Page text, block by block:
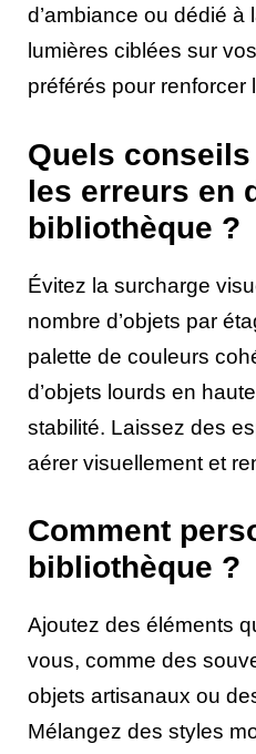
d’ambiance ou dédié à
lumières ciblées sur
préférés pour renforcer
Quels
les erreurs en
bibliothèque ?
Évitez la surcharge
nombre d’objets par
palette de couleurs
d’objets lourds en
stabilité. Laissez des
aérer visuellement et
Comment
bibliothèque ?
Ajoutez des éléments
vous, comme des
objets artisanaux ou
Mélangez des styles